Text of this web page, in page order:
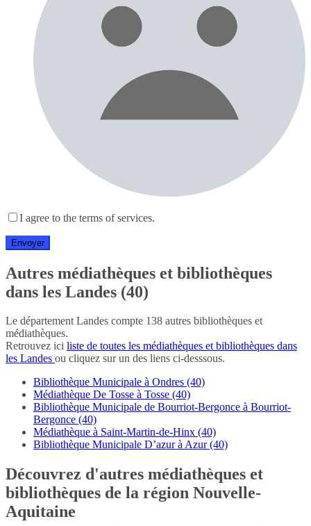
I agree to the terms of services.
Autres médiathèques et bibliothèques
dans les Landes (40)
Le département Landes compte 138 autres bibliothèques et
médiathèques.
Retrouvez ici liste de toutes les médiathèques et bibliothèques dans
les Landes ou cliquez sur un des liens ci-desssous.
Bibliothèque Municipale à Ondres (40)
Médiathèque De Tosse à Tosse (40)
Bibliothèque Municipale de Bourriot-Bergonce à Bourriot-
Bergonce (40)
Médiathèque à Saint-Martin-de-Hinx (40)
Bibliothèque Municipale D’azur à Azur (40)
Découvrez d'autres médiathèques et
bibliothèques de la région Nouvelle-
Aquitaine